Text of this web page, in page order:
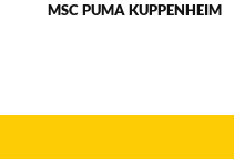
MSC PUMA KUPPENHEIM